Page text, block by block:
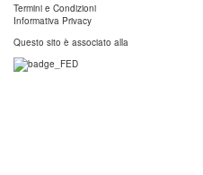
Termini e Condizioni
Informativa Privacy
Questo sito è associato alla